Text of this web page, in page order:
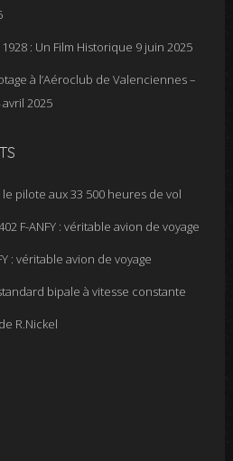
: Un Film Historique 9 juin 2025
à l’Aéroclub de Valenciennes –
avril 2025
pilote aux 33 500 heures de vol
F-ANFY : véritable avion de voyage
: véritable avion de voyage
bipale à vitesse constante
R.Nickel